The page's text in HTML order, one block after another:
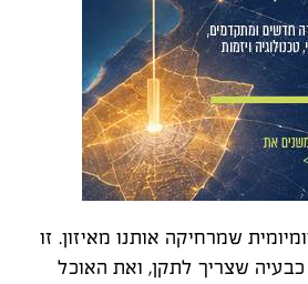
שמרחיקה אותנו מאיזון. זו
שצריך לתקן, ואת האוכל